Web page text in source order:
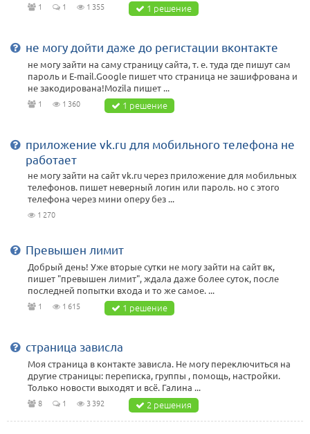
1 1 1 355 1 решение
не могу дойти даже до регистации вконтакте
не могу зайти на саму страницу сайта, т. е. туда где пишут сам
пароль и E-mail.Google пишет что страница не зашифрована и
не закодирована!Mozila пишет ...
1 1 360 1 решение
приложение vk.ru для мобильного телефона не
работает
не могу зайти на сайт vk.ru через приложение для мобильных
телефонов. пишет неверный логин или пароль. но с этого
телефона через мини оперу без ...
1 270
Превышен лимит
Добрый день! Уже вторые сутки не могу зайти на сайт вк,
пишет "превышен лимит", ждала даже более суток, после
последней попытки входа и то же самое. ...
1 1 615 1 решение
страница зависла
Моя страница в контакте зависла. Не могу переключиться на
другие страницы: переписка, группы , помощь, настройки.
Только новости выходят и всё. Галина ...
8 1 3 392 2 решения